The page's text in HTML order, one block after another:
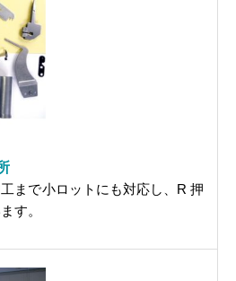
まで小ロットにも対応し、R 押
す。